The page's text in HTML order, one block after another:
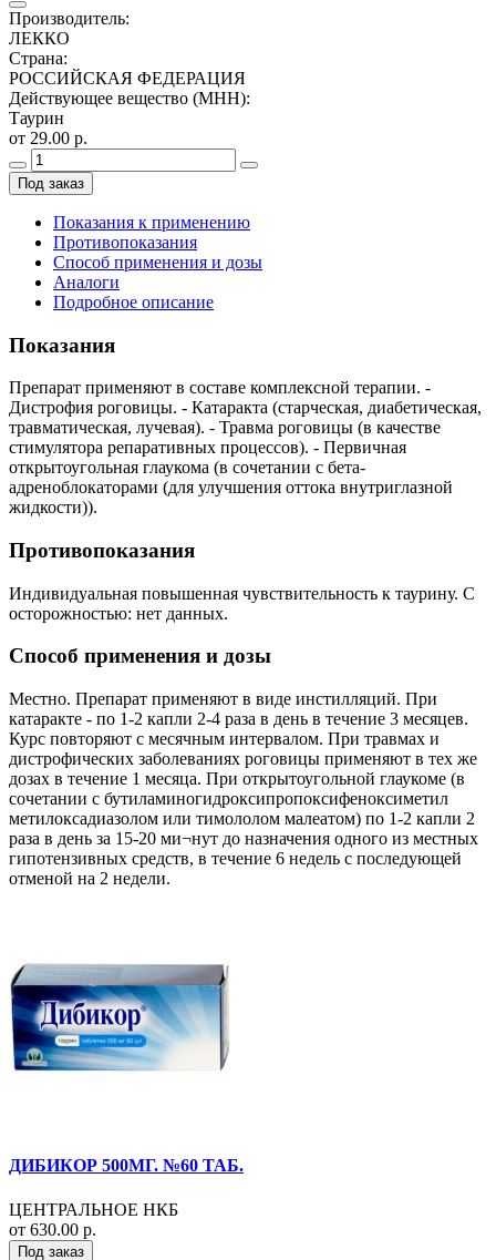
Производитель:
ЛЕККО
Страна:
РОССИЙСКАЯ ФЕДЕРАЦИЯ
Действующее вещество (МНН):
Таурин
от 29.00 р.
Под заказ
Показания к применению
Противопоказания
Способ применения и дозы
Аналоги
Подробное описание
Показания
Препарат применяют в составе комплексной терапии. -
Дистрофия роговицы. - Катаракта (старческая, диабетическая,
травматическая, лучевая). - Травма роговицы (в качестве
стимулятора репаративных процессов). - Первичная
открытоугольная глаукома (в сочетании с бета-
адреноблокаторами (для улучшения оттока внутриглазной
жидкости)).
Противопоказания
Индивидуальная повышенная чувствительность к таурину. С
осторожностью: нет данных.
Способ применения и дозы
Местно. Препарат применяют в виде инстилляций. При
катаракте - по 1-2 капли 2-4 раза в день в течение 3 месяцев.
Курс повторяют с месячным интервалом. При травмах и
дистрофических заболеваниях роговицы применяют в тех же
дозах в течение 1 месяца. При открытоугольной глаукоме (в
сочетании с бутиламиногидроксипропоксифеноксиметил
метилоксадиазолом или тимололом малеатом) по 1-2 капли 2
раза в день за 15-20 ми¬нут до назначения одного из местных
гипотензивных средств, в течение 6 недель с последующей
отменой на 2 недели.
ДИБИКОР 500МГ. №60 ТАБ.
ЦЕНТРАЛЬНОЕ НКБ
от 630.00 р.
Под заказ